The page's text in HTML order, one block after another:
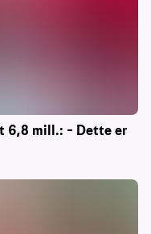
6,8 mill.: – Dette er